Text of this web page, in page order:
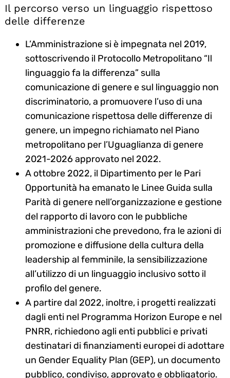
Il percorso verso un linguaggio rispettoso
delle differenze
L’Amministrazione si è impegnata nel 2019,
sottoscrivendo il Protocollo Metropolitano “Il
linguaggio fa la differenza” sulla
comunicazione di genere e sul linguaggio non
discriminatorio, a promuovere l’uso di una
comunicazione rispettosa delle differenze di
genere, un impegno richiamato nel Piano
metropolitano per l’Uguaglianza di genere
2021-2026 approvato nel 2022.
A ottobre 2022, il Dipartimento per le Pari
Opportunità ha emanato le Linee Guida sulla
Parità di genere nell’organizzazione e gestione
del rapporto di lavoro con le pubbliche
amministrazioni che prevedono, fra le azioni di
promozione e diffusione della cultura della
leadership al femminile, la sensibilizzazione
all’utilizzo di un linguaggio inclusivo sotto il
profilo del genere.
A partire dal 2022, inoltre, i progetti realizzati
dagli enti nel Programma Horizon Europe e nel
PNRR, richiedono agli enti pubblici e privati
destinatari di finanziamenti europei di adottare
un Gender Equality Plan (GEP), un documento
pubblico, condiviso, approvato e obbligatorio.
for: